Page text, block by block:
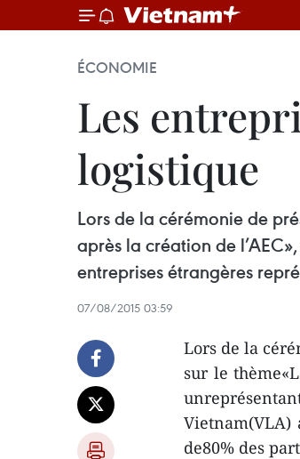
ÉCONOMIE
Les
logistique
Lors de la cérémonie de
après la création de
entreprises étrangères
07/08/2015 03:59
Lors de la
sur le
Vietnam(VLA)
de80% des